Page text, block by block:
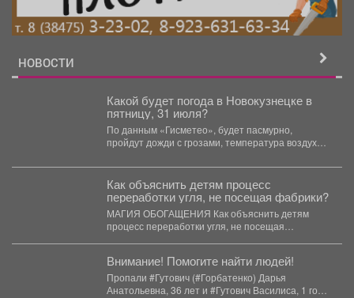
НОВОСТИ
Какой будет погода в Новокузнецке в
пятницу, 31 июля?
По данным «Гисметео», будет пасмурно,
пройдут дожди с грозами, температура воздуха
Как объяснить детям процесс
переработки угля, не посещая фабрики?
МАГИЯ ОБОГАЩЕНИЯ Как объяснить детям
процесс переработки угля, не посещая
Внимание! Помогите найти людей!
Пропали #Гутович (#Горбатенко) Дарья
Анатольевна, 36 лет и #Гутович Василиса, 1 год,